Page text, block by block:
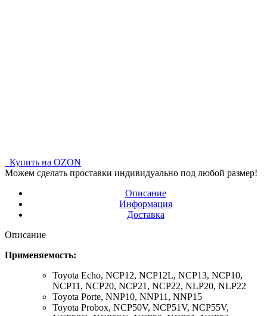
Купить на OZON
Можем сделать проставки индивидуально под любой размер!
Описание
Информация
Доставка
Описание
Применяемость:
Toyota Echo, NCP12, NCP12L, NCP13, NCP10,
NCP11, NCP20, NCP21, NCP22, NLP20, NLP22
Toyota Porte, NNP10, NNP11, NNP15
Toyota Probox, NCP50V, NCP51V, NCP55V,